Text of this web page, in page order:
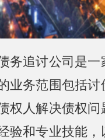
务追讨公司是一
业务范围包括讨
权人解决债权问
验和专业技能，